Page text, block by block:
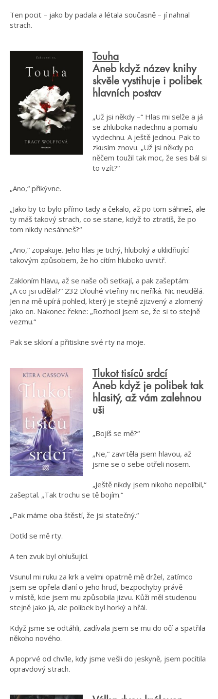
Ten pocit – jako by padala a létala současně – jí nahnal
strach.
Touha
Aneb když název knihy
skvěle vystihuje i polibek
hlavních postav
„Už jsi někdy –“ Hlas mi selže a já
se zhluboka nadechnu a pomalu
vydechnu. A ještě jednou. Pak to
zkusím znovu. „Už jsi někdy po
něčem toužil tak moc, že ses bál si
to vzít?“
„Ano,“ přikývne.
„Jako by to bylo přímo tady a čekalo, až po tom sáhneš, ale
ty máš takový strach, co se stane, když to ztratíš, že po
tom nikdy nesáhneš?“
„Ano,“ zopakuje. Jeho hlas je tichý, hluboký a uklidňující
takovým způsobem, že ho cítím hluboko uvnitř.
Zakloním hlavu, až se naše oči setkají, a pak zašeptám:
„A co jsi udělal?“ 232 Dlouhé vteřiny nic neříká. Nic neudělá.
Jen na mě upírá pohled, který je stejně zjizvený a zlomený
jako on. Nakonec řekne: „Rozhodl jsem se, že si to stejně
vezmu.“
Pak se skloní a přitiskne své rty na moje.
Tlukot tisíců srdcí
Aneb když je polibek tak
hlasitý, až vám zalehnou
uši
„Bojíš se mě?“
„Ne,“ zavrtěla jsem hlavou, až
jsme se o sebe otřeli nosem.
„Ještě nikdy jsem nikoho nepolíbil,“
zašeptal. „Tak trochu se tě bojím.“
„Pak máme oba štěstí, že jsi statečný.“
Dotkl se mě rty.
A ten zvuk byl ohlušující.
Vsunul mi ruku za krk a velmi opatrně mě držel, zatímco
jsem se opřela dlaní o jeho hruď, bezpochyby právě
v místě, kde jsem mu způsobila jizvu. Kůži měl studenou
stejně jako já, ale polibek byl horký a hřál.
Když jsme se odtáhli, zadívala jsem se mu do očí a spatřila
někoho nového.
A poprvé od chvíle, kdy jsme vešli do jeskyně, jsem pocítila
opravdový strach.